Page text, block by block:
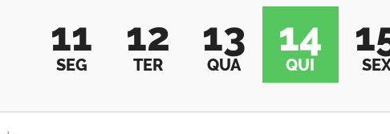
11
SEG
12
TER
13
QUA
14
QUI